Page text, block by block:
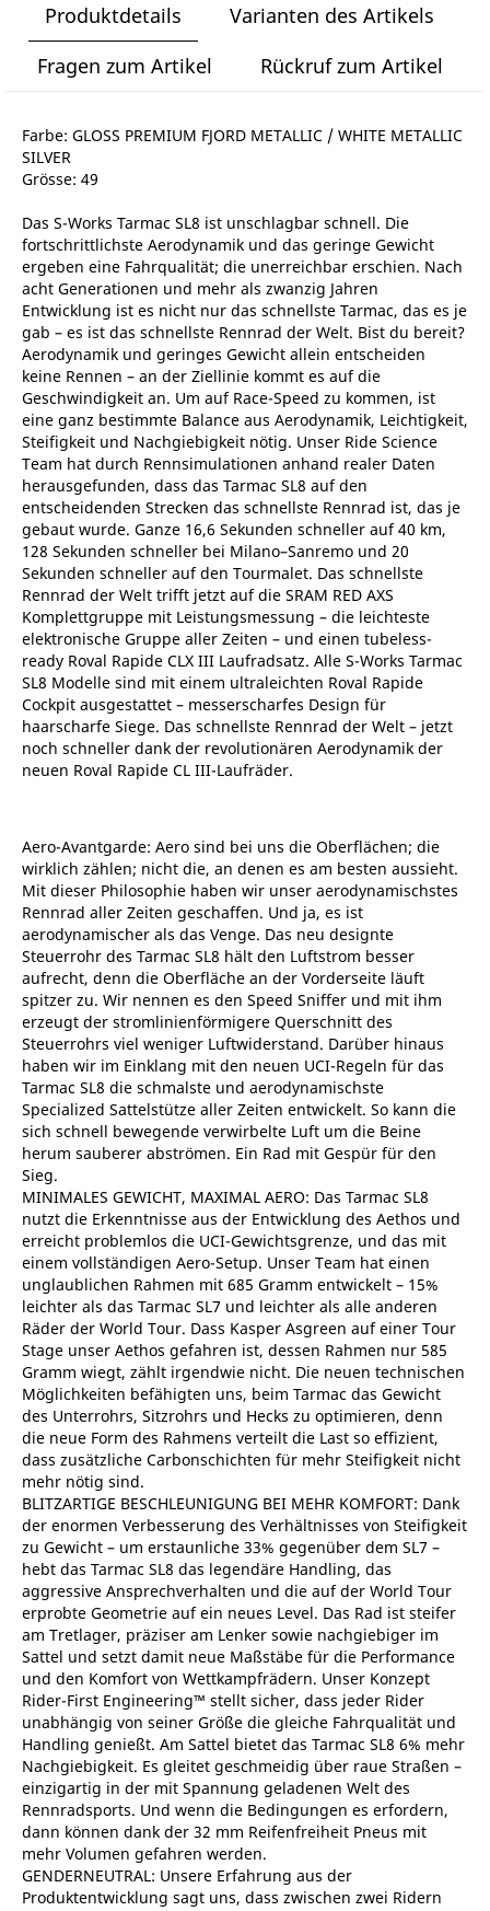
Produktdetails
Varianten des Artikels
Fragen zum Artikel
Rückruf zum Artikel
Farbe: GLOSS PREMIUM FJORD METALLIC / WHITE METALLIC
SILVER
Grösse: 49
Das S-Works Tarmac SL8 ist unschlagbar schnell. Die
fortschrittlichste Aerodynamik und das geringe Gewicht
ergeben eine Fahrqualität; die unerreichbar erschien. Nach
acht Generationen und mehr als zwanzig Jahren
Entwicklung ist es nicht nur das schnellste Tarmac, das es je
gab – es ist das schnellste Rennrad der Welt. Bist du bereit?
Aerodynamik und geringes Gewicht allein entscheiden
keine Rennen – an der Ziellinie kommt es auf die
Geschwindigkeit an. Um auf Race-Speed zu kommen, ist
eine ganz bestimmte Balance aus Aerodynamik, Leichtigkeit,
Steifigkeit und Nachgiebigkeit nötig. Unser Ride Science
Team hat durch Rennsimulationen anhand realer Daten
herausgefunden, dass das Tarmac SL8 auf den
entscheidenden Strecken das schnellste Rennrad ist, das je
gebaut wurde. Ganze 16,6 Sekunden schneller auf 40 km,
128 Sekunden schneller bei Milano–Sanremo und 20
Sekunden schneller auf den Tourmalet. Das schnellste
Rennrad der Welt trifft jetzt auf die SRAM RED AXS
Komplettgruppe mit Leistungsmessung – die leichteste
elektronische Gruppe aller Zeiten – und einen tubeless-
ready Roval Rapide CLX III Laufradsatz. Alle S-Works Tarmac
SL8 Modelle sind mit einem ultraleichten Roval Rapide
Cockpit ausgestattet – messerscharfes Design für
haarscharfe Siege. Das schnellste Rennrad der Welt – jetzt
noch schneller dank der revolutionären Aerodynamik der
neuen Roval Rapide CL III-Laufräder.
Aero-Avantgarde: Aero sind bei uns die Oberflächen; die
wirklich zählen; nicht die, an denen es am besten aussieht.
Mit dieser Philosophie haben wir unser aerodynamischstes
Rennrad aller Zeiten geschaffen. Und ja, es ist
aerodynamischer als das Venge. Das neu designte
Steuerrohr des Tarmac SL8 hält den Luftstrom besser
aufrecht, denn die Oberfläche an der Vorderseite läuft
spitzer zu. Wir nennen es den Speed Sniffer und mit ihm
erzeugt der stromlinienförmigere Querschnitt des
Steuerrohrs viel weniger Luftwiderstand. Darüber hinaus
haben wir im Einklang mit den neuen UCI-Regeln für das
Tarmac SL8 die schmalste und aerodynamischste
Specialized Sattelstütze aller Zeiten entwickelt. So kann die
sich schnell bewegende verwirbelte Luft um die Beine
herum sauberer abströmen. Ein Rad mit Gespür für den
Sieg.
MINIMALES GEWICHT, MAXIMAL AERO: Das Tarmac SL8
nutzt die Erkenntnisse aus der Entwicklung des Aethos und
erreicht problemlos die UCI-Gewichtsgrenze, und das mit
einem vollständigen Aero-Setup. Unser Team hat einen
unglaublichen Rahmen mit 685 Gramm entwickelt – 15%
leichter als das Tarmac SL7 und leichter als alle anderen
Räder der World Tour. Dass Kasper Asgreen auf einer Tour
Stage unser Aethos gefahren ist, dessen Rahmen nur 585
Gramm wiegt, zählt irgendwie nicht. Die neuen technischen
Möglichkeiten befähigten uns, beim Tarmac das Gewicht
des Unterrohrs, Sitzrohrs und Hecks zu optimieren, denn
die neue Form des Rahmens verteilt die Last so effizient,
dass zusätzliche Carbonschichten für mehr Steifigkeit nicht
mehr nötig sind.
BLITZARTIGE BESCHLEUNIGUNG BEI MEHR KOMFORT: Dank
der enormen Verbesserung des Verhältnisses von Steifigkeit
zu Gewicht – um erstaunliche 33% gegenüber dem SL7 –
hebt das Tarmac SL8 das legendäre Handling, das
aggressive Ansprechverhalten und die auf der World Tour
erprobte Geometrie auf ein neues Level. Das Rad ist steifer
am Tretlager, präziser am Lenker sowie nachgiebiger im
Sattel und setzt damit neue Maßstäbe für die Performance
und den Komfort von Wettkampfrädern. Unser Konzept
Rider-First Engineering™ stellt sicher, dass jeder Rider
unabhängig von seiner Größe die gleiche Fahrqualität und
Handling genießt. Am Sattel bietet das Tarmac SL8 6% mehr
Nachgiebigkeit. Es gleitet geschmeidig über raue Straßen –
einzigartig in der mit Spannung geladenen Welt des
Rennradsports. Und wenn die Bedingungen es erfordern,
dann können dank der 32 mm Reifenfreiheit Pneus mit
mehr Volumen gefahren werden.
GENDERNEUTRAL: Unsere Erfahrung aus der
Produktentwicklung sagt uns, dass zwischen zwei Ridern